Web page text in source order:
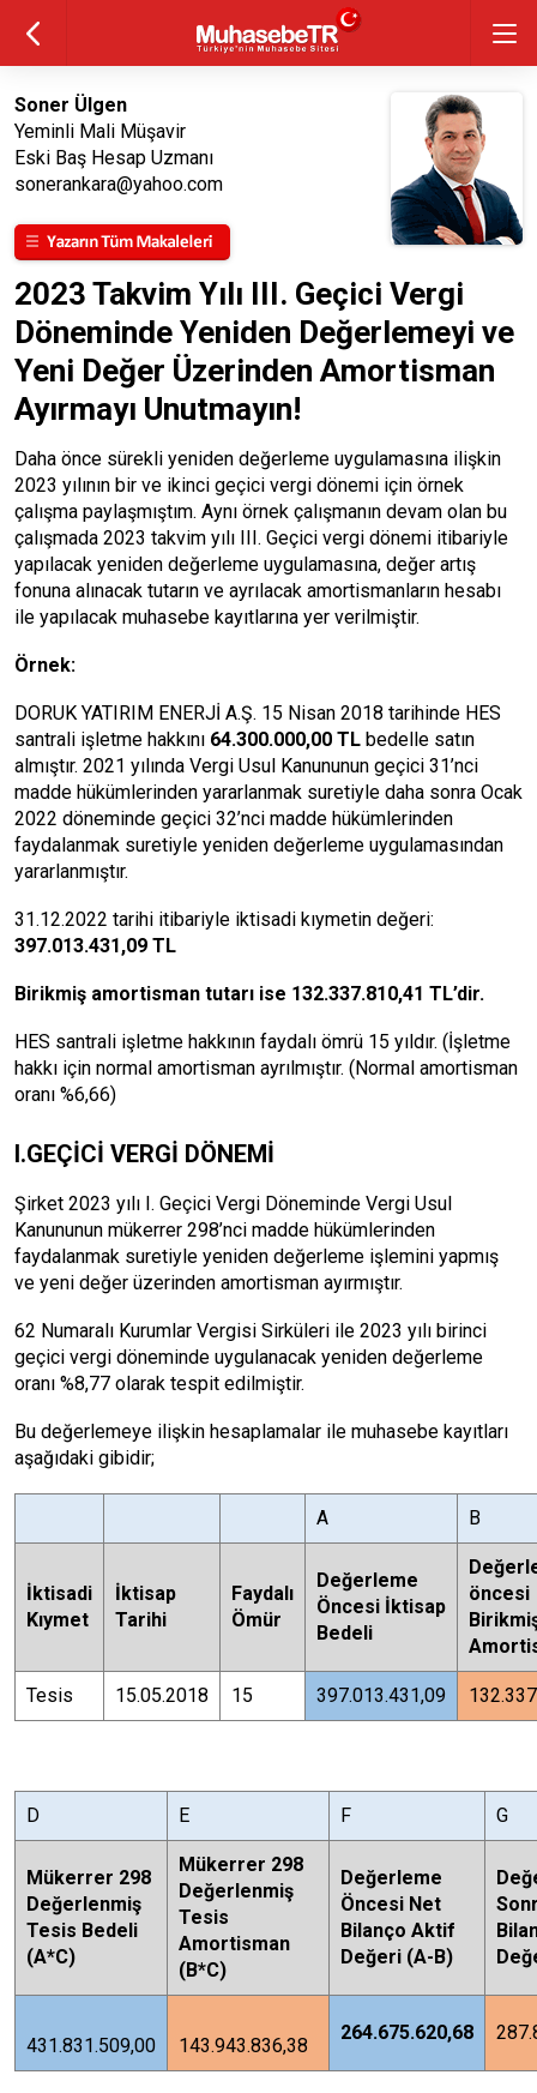
Soner Ülgen
Yeminli Mali Müşavir
Eski Baş Hesap Uzmanı
sonerankara@yahoo.com
2023 Takvim Yılı III. Geçici Vergi
Döneminde Yeniden Değerlemeyi ve
Yeni Değer Üzerinden Amortisman
Ayırmayı Unutmayın!
Daha önce sürekli yeniden değerleme uygulamasına ilişkin
2023 yılının bir ve ikinci geçici vergi dönemi için örnek
çalışma paylaşmıştım. Aynı örnek çalışmanın devam olan bu
çalışmada 2023 takvim yılı III. Geçici vergi dönemi itibariyle
yapılacak yeniden değerleme uygulamasına, değer artış
fonuna alınacak tutarın ve ayrılacak amortismanların hesabı
ile yapılacak muhasebe kayıtlarına yer verilmiştir.
Örnek:
DORUK YATIRIM ENERJİ A.Ş. 15 Nisan 2018 tarihinde HES
santrali işletme hakkını 64.300.000,00 TL bedelle satın
almıştır. 2021 yılında Vergi Usul Kanununun geçici 31’nci
madde hükümlerinden yararlanmak suretiyle daha sonra Ocak
2022 döneminde geçici 32’nci madde hükümlerinden
faydalanmak suretiyle yeniden değerleme uygulamasından
yararlanmıştır.
31.12.2022 tarihi itibariyle iktisadi kıymetin değeri:
397.013.431,09 TL
Birikmiş amortisman tutarı ise 132.337.810,41 TL’dir.
HES santrali işletme hakkının faydalı ömrü 15 yıldır. (İşletme
hakkı için normal amortisman ayrılmıştır. (Normal amortisman
oranı %6,66)
I.GEÇİCİ VERGİ DÖNEMİ
Şirket 2023 yılı I. Geçici Vergi Döneminde Vergi Usul
Kanununun mükerrer 298’nci madde hükümlerinden
faydalanmak suretiyle yeniden değerleme işlemini yapmış
ve yeni değer üzerinden amortisman ayırmıştır.
62 Numaralı Kurumlar Vergisi Sirküleri ile 2023 yılı birinci
geçici vergi döneminde uygulanacak yeniden değerleme
oranı %8,77 olarak tespit edilmiştir.
Bu değerlemeye ilişkin hesaplamalar ile muhasebe kayıtları
aşağıdaki gibidir;
A B
İktisadi
Kıymet
İktisap
Tarihi
Faydalı
Ömür
Değerleme
Öncesi İktisap
Bedeli
öncesi
Tesis 15.05.2018 15 397.013.431,09
D E F G
Mükerrer 298
Değerlenmiş
Tesis Bedeli
(A*C)
Mükerrer 298
Değerlenmiş
Tesis
Amortisman
(B*C)
Değerleme
Öncesi Net
Bilanço Aktif
Değeri (A-B)
431.831.509,00 143.943.836,38
264.675.620,68